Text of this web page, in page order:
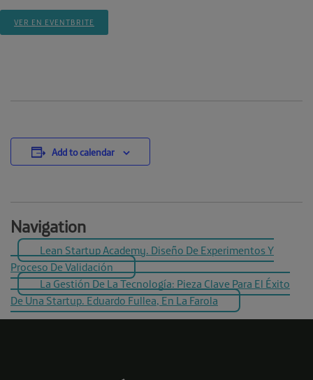
VER EN EVENTBRITE
Add to calendar
Navigation
Lean Startup Academy. Diseño De Experimentos Y
Proceso De Validación
La Gestión De La Tecnología: Pieza Clave Para El Éxito
De Una Startup. Eduardo Fullea, En La Farola